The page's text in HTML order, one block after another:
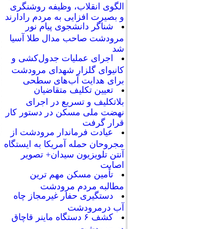
الگوی انقلاب، وظیفه روشنگری
و بصیرت افزایی به مردم رادارند
شناگر دانشجوی پیام نور
مرودشت صاحب مدال طلا آسیا
شد
اجرای عملیات جدول‌کشی و
کانیوای گلزار شهدای مرودشت
برای هدایت آب‌های سطحی
تعیین تکلیف متقاضیان
بلاتکلیف و تسریع در اجرای
نهضت ملی مسکن در دستور کار
قرار گرفت
عیادت فرماندار مرودشت از
مجروحان حمله آمریکا به ایستگاه
آنتن تلویزیون سیدان+ تصویر
اصابت
تأمین مسکن مهم ترین
مطالبه مردم مرودشت
دستگیری حفار غیرمجاز چاه
آب درمرودشت
کشف ۶ دستگاه ماینر قاچاق